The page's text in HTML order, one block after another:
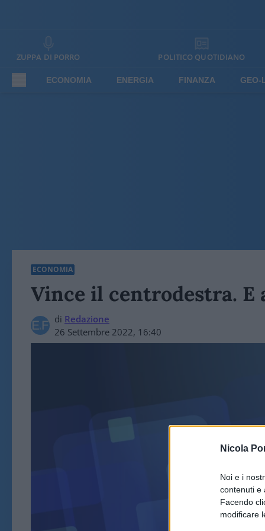
Nicola
Noi e i
contenuti e
Facendo
modificare
ZUPPA DI PORRO POLITICO QUOTIDIANO
ECONOMIA ENERGIA FINANZA GEO-
ECONOMIA
Vince il centrodestra. E
di Redazione
26 Settembre 2022, 16:40